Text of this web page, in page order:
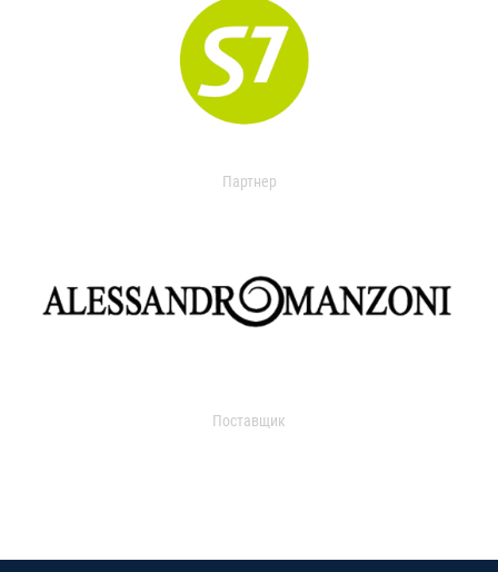
Партнер
Поставщик